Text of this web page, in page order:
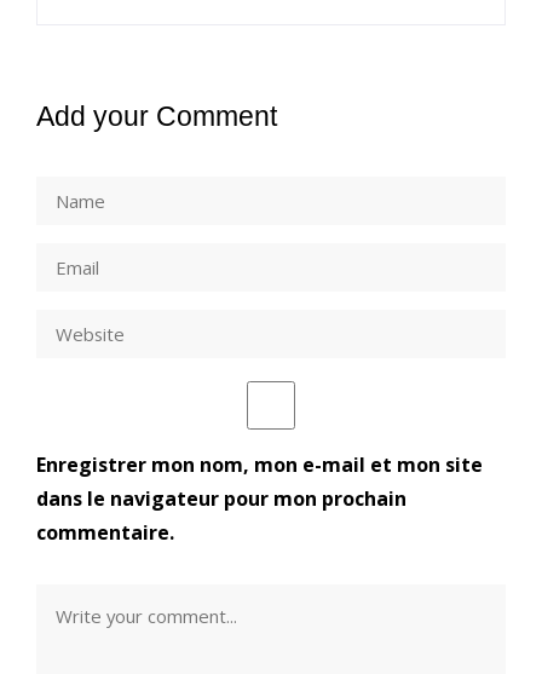
Add your Comment
Enregistrer mon nom, mon e-mail et mon site
dans le navigateur pour mon prochain
commentaire.